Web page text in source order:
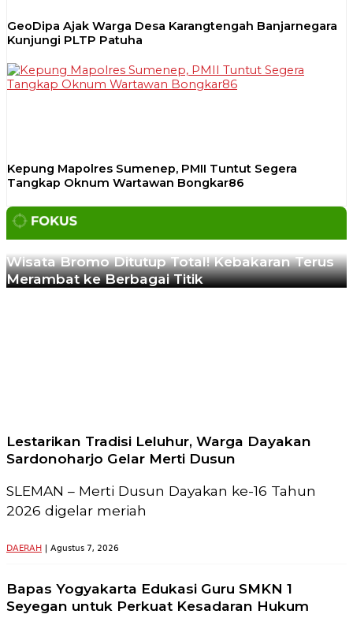
GeoDipa Ajak Warga Desa Karangtengah Banjarnegara
Kunjungi PLTP Patuha
Kepung Mapolres Sumenep, PMII Tuntut Segera
Tangkap Oknum Wartawan Bongkar86
Previous
Next
Wisata Bromo Ditutup Total! Kebakaran Terus
Merambat ke Berbagai Titik
Lestarikan Tradisi Leluhur, Warga Dayakan
Sardonoharjo Gelar Merti Dusun
SLEMAN – Merti Dusun Dayakan ke-16 Tahun
2026 digelar meriah
DAERAH | Agustus 7, 2026
Bapas Yogyakarta Edukasi Guru SMKN 1
Seyegan untuk Perkuat Kesadaran Hukum